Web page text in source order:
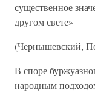
существенное
другом свете»
(Чернышевский,
В споре
народным